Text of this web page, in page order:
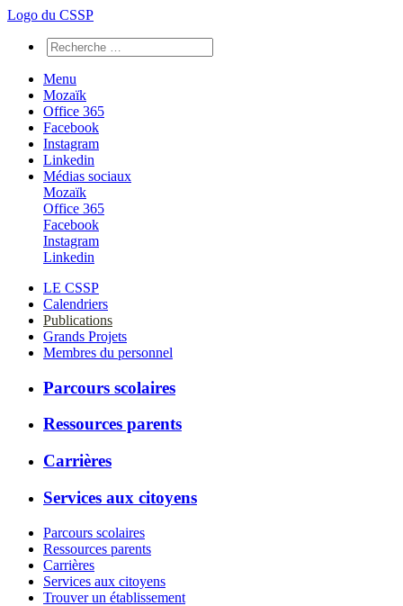
Logo du CSSP
Menu
Mozaïk
Office 365
Facebook
Instagram
Linkedin
Médias sociaux
Mozaïk
Office 365
Facebook
Instagram
Linkedin
LE CSSP
Calendriers
Publications
Grands Projets
Membres du personnel
Parcours scolaires
Ressources parents
Carrières
Services aux citoyens
Parcours scolaires
Ressources parents
Carrières
Services aux citoyens
Trouver un établissement